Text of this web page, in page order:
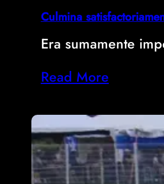
Culmina
Era sumamente
Read More